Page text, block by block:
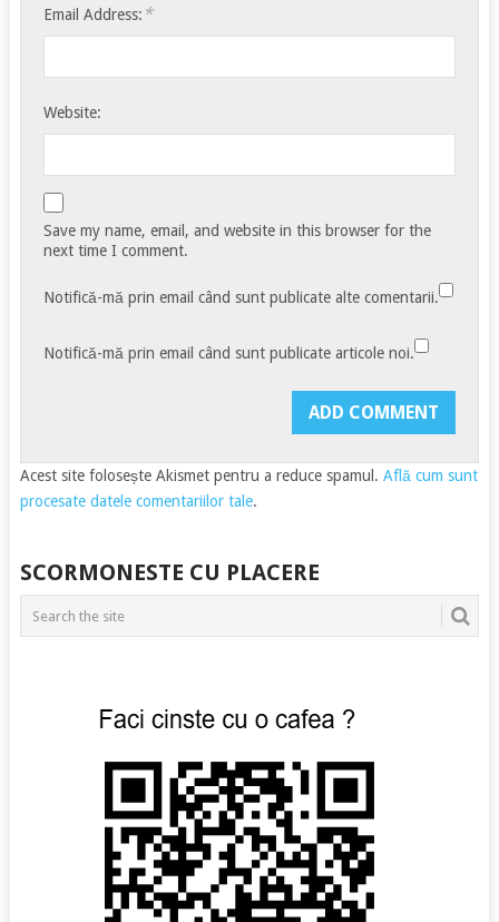
Email Address: *
Website:
Save my name, email, and website in this browser for the
next time I comment.
Notifică-mă prin email când sunt publicate alte comentarii.
Notifică-mă prin email când sunt publicate articole noi.
Acest site folosește Akismet pentru a reduce spamul. Află cum sunt
procesate datele comentariilor tale.
SCORMONESTE CU PLACERE